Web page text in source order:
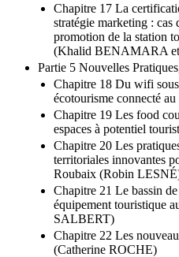
Chapitre 17 La
stratégie marketing : cas
promotion de la station
(Khalid BENAMARA
Partie 5 Nouvelles
Chapitre 18 Du wifi
écotourisme connecté
Chapitre 19 Les food
espaces à potentiel
Chapitre 20 Les
territoriales innovantes
Roubaix (Robin
Chapitre 21 Le bassin
équipement touristique
SALBERT)
Chapitre 22 Les
(Catherine ROCHE)